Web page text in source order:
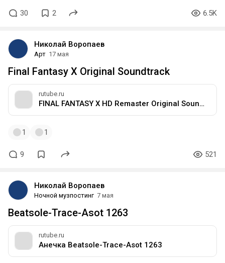
30 2 6.5K
Николай Воропаев
Арт 17 мая
Final Fantasy X Original Soundtrack
rutube.ru
FINAL FANTASY X HD Remaster Original Soundtrack 1
1 1
9 521
Николай Воропаев
Ночной музпостинг 7 мая
Beatsole-Trace-Asot 1263
rutube.ru
Анечка Beatsole-Trace-Asot 1263